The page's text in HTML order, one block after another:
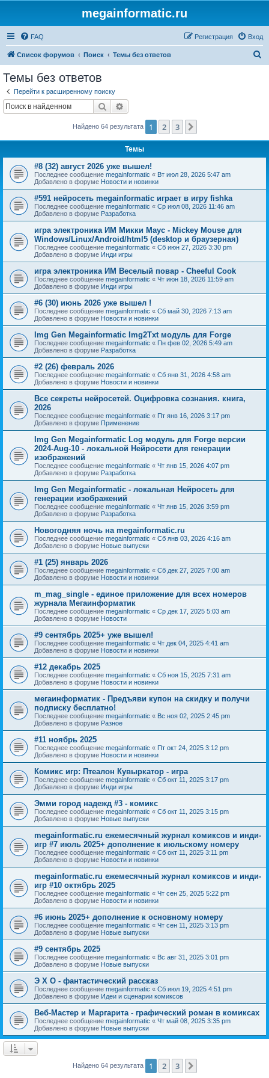
megainformatic.ru
FAQ Вход
Регистрация
Список форумов Поиск Темы без ответов
Темы без ответов
Перейти к расширенному поиску
Поиск
Найдено 64 результата 1 2 3
Темы
#8 (32) август 2026 уже вышел!
Последнее сообщение megainformatic « Вт июл 28, 2026 5:47 am
Добавлено в форуме Новости и новинки
#591 нейросеть megainformatic играет в игру fishka
Последнее сообщение megainformatic « Ср июл 08, 2026 11:46 am
Добавлено в форуме Разработка
игра электроника ИМ Микки Маус - Mickey Mouse для
Windows/Linux/Android/html5 (desktop и браузерная)
Последнее сообщение megainformatic « Сб июн 27, 2026 3:30 pm
Добавлено в форуме Инди игры
игра электроника ИМ Веселый повар - Cheeful Cook
Последнее сообщение megainformatic « Чт июн 18, 2026 11:59 am
Добавлено в форуме Инди игры
#6 (30) июнь 2026 уже вышел !
Последнее сообщение megainformatic « Сб май 30, 2026 7:13 am
Добавлено в форуме Новости и новинки
Img Gen Megainformatic Img2Txt модуль для Forge
Последнее сообщение megainformatic « Пн фев 02, 2026 5:49 am
Добавлено в форуме Разработка
#2 (26) февраль 2026
Последнее сообщение megainformatic « Сб янв 31, 2026 4:58 am
Добавлено в форуме Новости и новинки
Все секреты нейросетей. Оцифровка сознания. книга,
2026
Последнее сообщение megainformatic « Пт янв 16, 2026 3:17 pm
Добавлено в форуме Применение
Img Gen Megainformatic Log модуль для Forge версии
2024-Aug-10 - локальной Нейросети для генерации
изображений
Последнее сообщение megainformatic « Чт янв 15, 2026 4:07 pm
Добавлено в форуме Разработка
Img Gen Megainformatic - локальная Нейросеть для
генерации изображений
Последнее сообщение megainformatic « Чт янв 15, 2026 3:59 pm
Добавлено в форуме Разработка
Новогодняя ночь на megainformatic.ru
Последнее сообщение megainformatic « Сб янв 03, 2026 4:16 am
Добавлено в форуме Новые выпуски
#1 (25) январь 2026
Последнее сообщение megainformatic « Сб дек 27, 2025 7:00 am
Добавлено в форуме Новости и новинки
m_mag_single - единое приложение для всех номеров
журнала Мегаинформатик
Последнее сообщение megainformatic « Ср дек 17, 2025 5:03 am
Добавлено в форуме Новости
#9 сентябрь 2025+ уже вышел!
Последнее сообщение megainformatic « Чт дек 04, 2025 4:41 am
Добавлено в форуме Новости и новинки
#12 декабрь 2025
Последнее сообщение megainformatic « Сб ноя 15, 2025 7:31 am
Добавлено в форуме Новости и новинки
мегаинформатик - Предъяви купон на скидку и получи
подписку бесплатно!
Последнее сообщение megainformatic « Вс ноя 02, 2025 2:45 pm
Добавлено в форуме Разное
#11 ноябрь 2025
Последнее сообщение megainformatic « Пт окт 24, 2025 3:12 pm
Добавлено в форуме Новости и новинки
Комикс игр: Птеалон Кувыркатор - игра
Последнее сообщение megainformatic « Сб окт 11, 2025 3:17 pm
Добавлено в форуме Инди игры
Эмми город надежд #3 - комикс
Последнее сообщение megainformatic « Сб окт 11, 2025 3:15 pm
Добавлено в форуме Новые выпуски
megainformatic.ru ежемесячный журнал комиксов и инди-
игр #7 июль 2025+ дополнение к июльскому номеру
Последнее сообщение megainformatic « Сб окт 11, 2025 3:11 pm
Добавлено в форуме Новости и новинки
megainformatic.ru ежемесячный журнал комиксов и инди-
игр #10 октябрь 2025
Последнее сообщение megainformatic « Чт сен 25, 2025 5:22 pm
Добавлено в форуме Новости и новинки
#6 июнь 2025+ дополнение к основному номеру
Последнее сообщение megainformatic « Чт сен 11, 2025 3:13 pm
Добавлено в форуме Новые выпуски
#9 сентябрь 2025
Последнее сообщение megainformatic « Вс авг 31, 2025 3:01 pm
Добавлено в форуме Новые выпуски
Э Х О - фантастический рассказ
Последнее сообщение megainformatic « Сб июл 19, 2025 4:51 pm
Добавлено в форуме Идеи и сценарии комиксов
Веб-Мастер и Маргарита - графический роман в комиксах
Последнее сообщение megainformatic « Чт май 08, 2025 3:35 pm
Добавлено в форуме Новые выпуски
Найдено 64 результата 1 2 3